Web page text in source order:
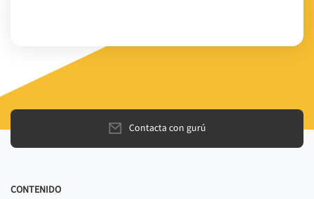
Contacta con gurú
CONTENIDO